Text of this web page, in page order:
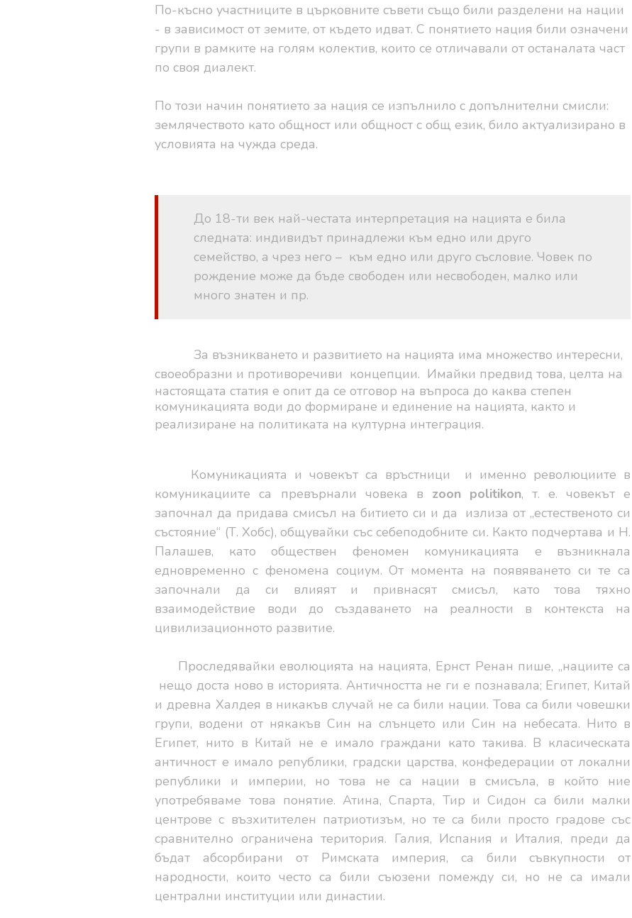
По-късно участниците в църковните съвети също били разделени на нации
- в зависимост от земите, от където идват. С понятието нация били означени
групи в рамките на голям колектив, които се отличавали от останалата част
по своя диалект.
По този начин понятието за нация се изпълнило с допълнителни смисли:
землячеството като общност или общност с общ език, било актуализирано в
условията на чужда среда.
До 18-ти век най-честата интерпретация на нацията е била
следната: индивидът принадлежи към едно или друго
семейство, а чрез него – към едно или друго съсловие. Човек по
рождение може да бъде свободен или несвободен, малко или
много знатен и пр.
За възникването и развитието на нацията има множество интересни,
своеобразни и противоречиви концепции. Имайки предвид това, целта на
настоящата статия е опит да се отговор на въпроса до каква степен
комуникацията води до формиране и единение на нацията, както и
реализиране на политиката на културна интеграция.
Комуникацията и човекът са връстници
и именно революциите в
комуникациите са превърнали човека в zoon politikon, т. е. човекът е
започнал да придава смисъл на битието си и да излиза от „естественото си
състояние“ (Т. Хобс), общувайки със себеподобните си. Както подчертава и Н.
Палашев, като обществен феномен комуникацията е възникнала
едновременно с феномена социум. От момента на появяването си те са
започнали да си влияят и привнасят смисъл, като това тяхно
взаимодействие води до създаването на реалности в контекста на
цивилизационното развитие.
Проследявайки еволюцията на нацията, Ернст Ренан пише, „нациите са
нещо доста ново в историята. Античността не ги е познавала; Египет, Китай
и древна Халдея в никакъв случай не са били нации. Това са били човешки
групи, водени от някакъв Син на слънцето или Син на небесата. Нито в
Египет, нито в Китай не е имало граждани като такива. В класическата
античност е имало републики, градски царства, конфедерации от локални
републики и империи, но това не са нации в смисъла, в който ние
употребяваме това понятие. Атина, Спарта, Тир и Сидон са били малки
центрове с възхитителен патриотизъм, но те са били просто градове със
сравнително ограничена територия. Галия, Испания и Италия, преди да
бъдат абсорбирани от Римската империя, са били съвкупности от
народности, които често са били съюзени помежду си, но не са имали
централни институции или династии.